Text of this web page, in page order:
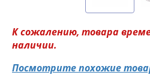
К сожалению, товара
наличии.
Посмотрите похожие